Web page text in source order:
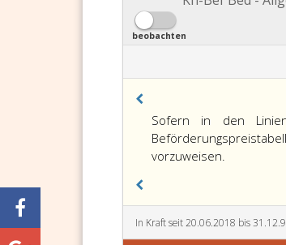
beobachten
Paragraph
17,
Sofern in den
vorzuweisen.
In Kraft seit 20.06.2018 bis